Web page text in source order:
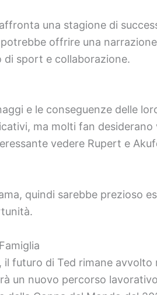
una stagione di
offrire una
sport e collaborazione.
e le conseguenze delle
ma molti fan
vedere Rupert e
quindi sarebbe prezioso
futuro di Ted rimane
un nuovo percorso